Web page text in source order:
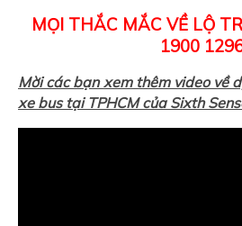
MỌI THẮC MẮC VỀ LỘ
1900
Mời các bạn xem thêm video về
xe bus tại TPHCM của Sixth